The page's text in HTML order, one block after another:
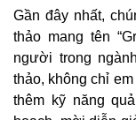
Gần đây nhất,
thảo mang tên
người trong
thảo, không chỉ
thêm kỹ năng